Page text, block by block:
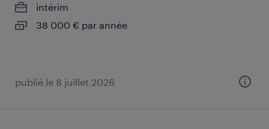
intérim
38 000 € par année
publié le 8 juillet 2026